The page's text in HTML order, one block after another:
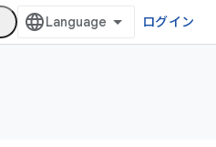
ログイン